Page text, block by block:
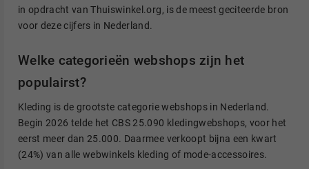
in opdracht van Thuiswinkel.org, is de meest geciteerde bron
voor deze cijfers in Nederland.
Welke categorieën webshops zijn het
populairst?
Kleding is de grootste categorie webshops in Nederland.
Begin 2026 telde het CBS 25.090 kledingwebshops, voor het
eerst meer dan 25.000. Daarmee verkoopt bijna een kwart
(24%) van alle webwinkels kleding of mode-accessoires.